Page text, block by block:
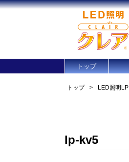
トップ
トップ > LED照明LP
lp-kv5